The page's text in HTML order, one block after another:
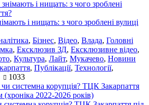
і нищать: з чого зроблені вулиці
, Бізнес, Відео, Влада, Головні
, Ексклюзив ЗД, Ексклюзивне відео,
, Культура, Лайт, Мукачево, Новини
, Публікації, Технології,
1033